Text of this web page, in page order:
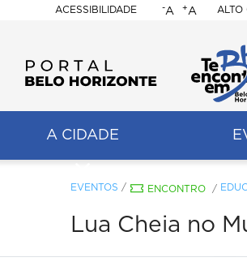
ACESSIBILIDADE
BELO
-A +A ALTO
A CIDADE
EVENTOS / ENCONTRO /
Lua Cheia no